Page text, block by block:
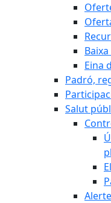
Eina
Padró,
Salut